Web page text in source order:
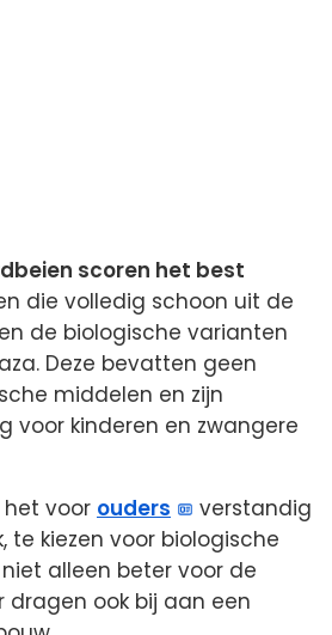
scoren het best
die volledig schoon uit de
de biologische varianten
Deze bevatten geen
middelen en zijn
voor kinderen en zwangere
het voor ouders
verstandig
te kiezen voor biologische
alleen beter voor de
dragen ook bij aan een